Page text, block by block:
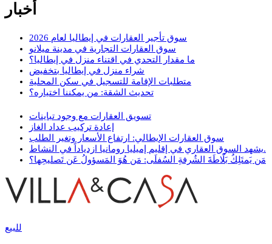
أخبار
سوق تأجير العقارات في إيطاليا لعام 2026
سوق العقارات التجارية في مدينة ميلانو
ما مقدار التحدي في اقتناء منزل في إيطاليا؟
شراء منزل في إيطاليا بتخفيض
متطلبات الإقامة للتسجيل في سكن المحلية
تحديث الشقة: من يمكننا اختياره؟
تسويق العقارات مع وجود تباينات
إعادة تركيب عداد الغاز
سوق العقارات الإيطالي: ارتفاع الأسعار وتغير الطلب
يشهد السوق العقاري في إقليم إميليا رومانيا ازدياداً في النشاط.
مَن يَمتَلِكُ بَلّاطَةَ الشُرفةِ السُفلَى: مَن هُوَ المَسؤولُ عَن تَصليحِها؟
للبيع